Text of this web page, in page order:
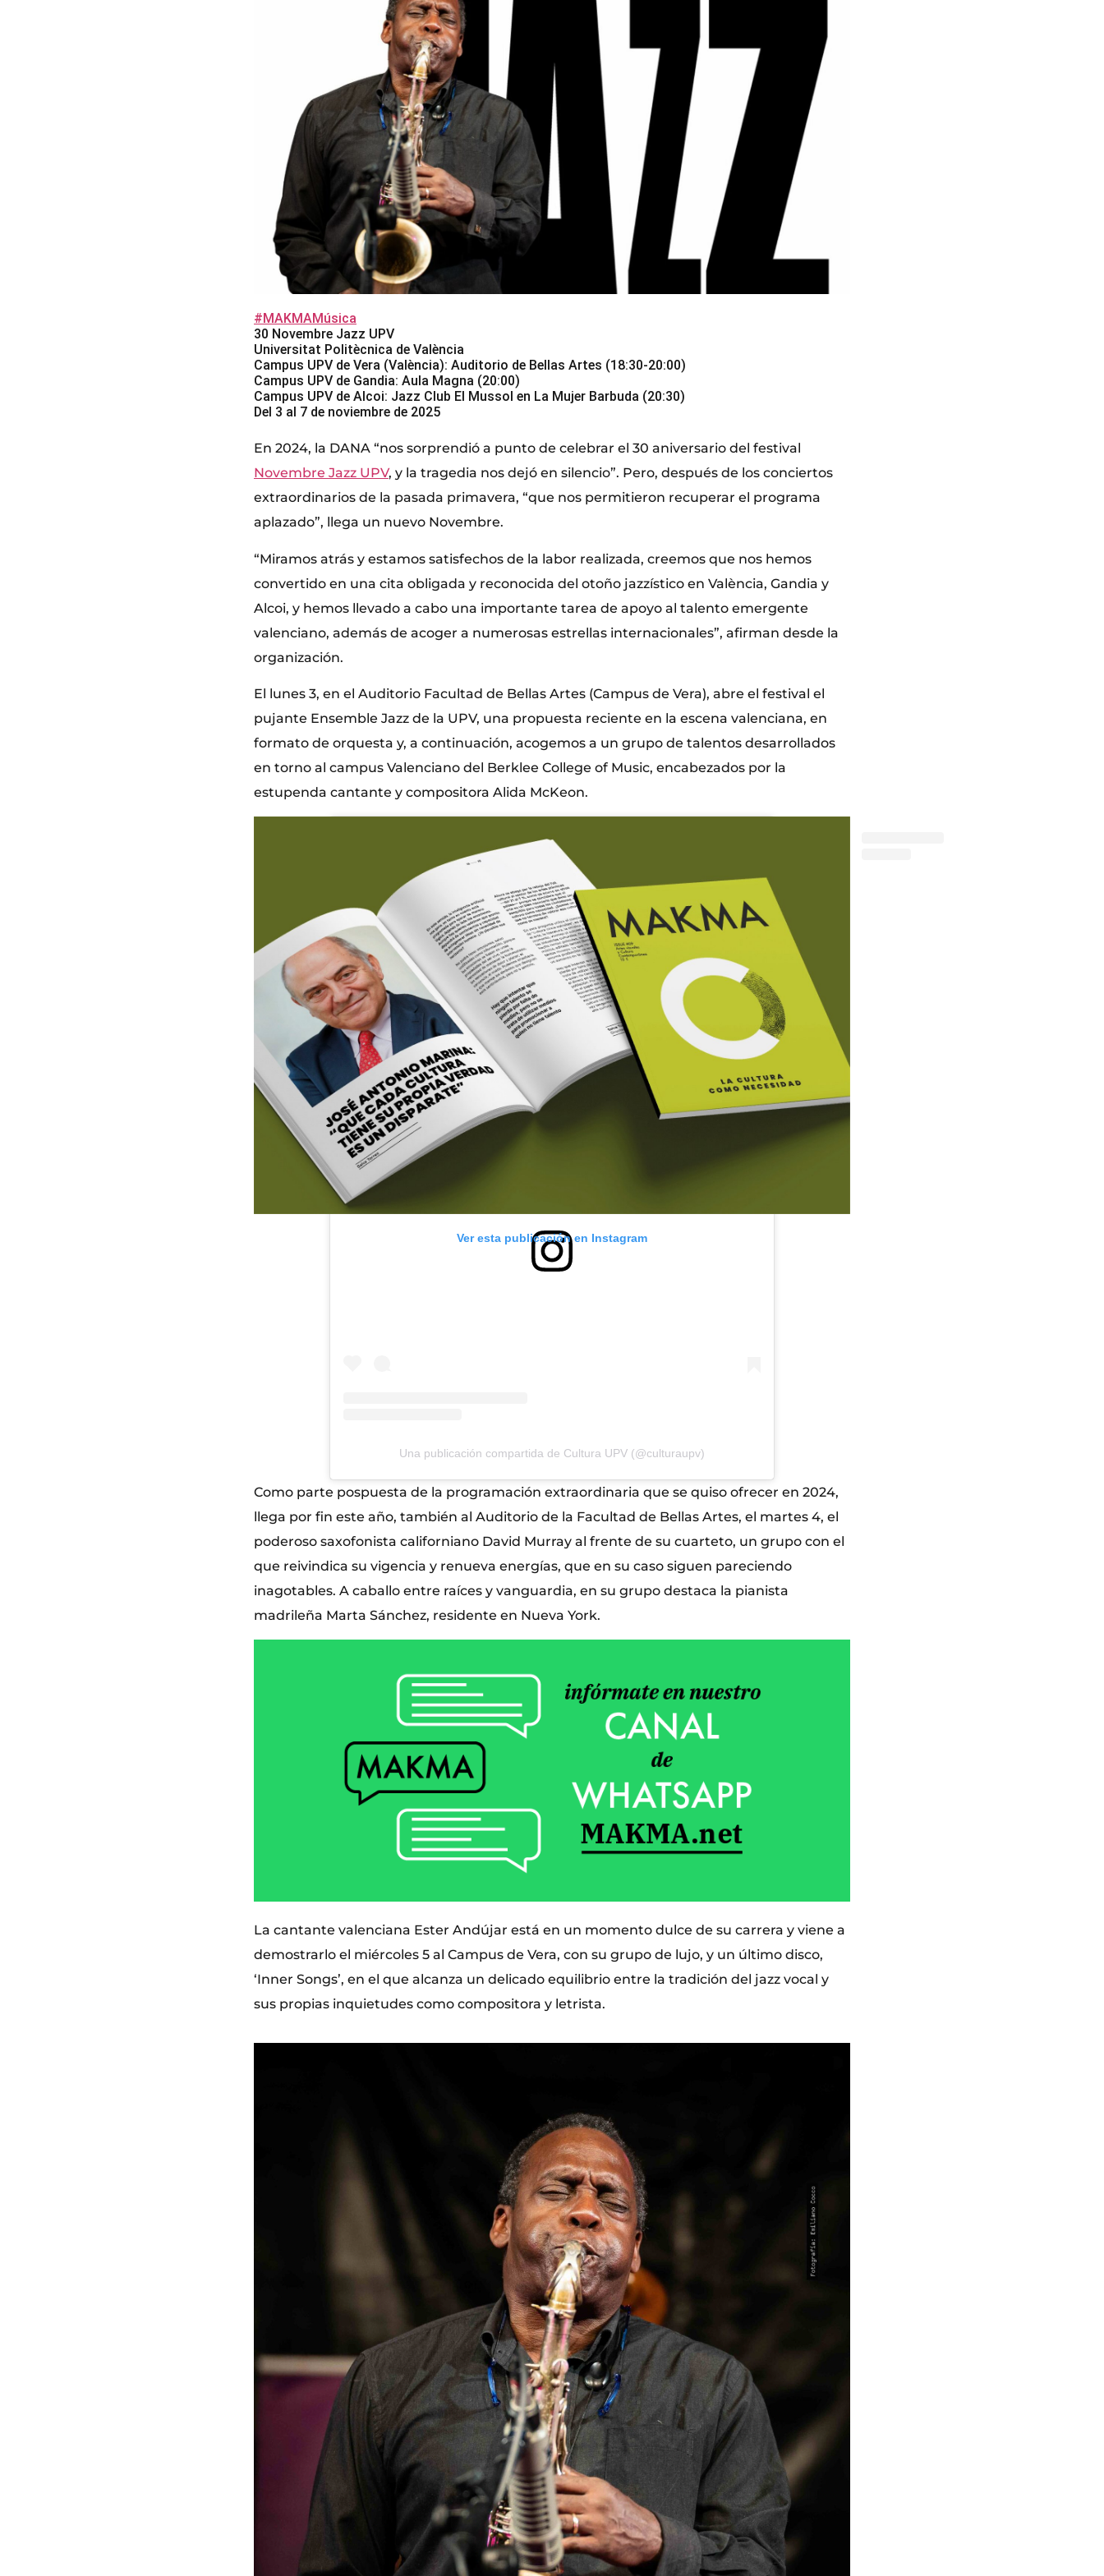
#MAKMAMúsica
30 Novembre Jazz UPV
Universitat Politècnica de València
Campus UPV de Vera (València): Auditorio de Bellas Artes (18:30-20:00)
Campus UPV de Gandia: Aula Magna (20:00)
Campus UPV de Alcoi: Jazz Club El Mussol en La Mujer Barbuda (20:30)
Del 3 al 7 de noviembre de 2025
En 2024, la DANA “nos sorprendió a punto de celebrar el 30 aniversario del festival
Novembre Jazz UPV, y la tragedia nos dejó en silencio”. Pero, después de los conciertos
extraordinarios de la pasada primavera, “que nos permitieron recuperar el programa
aplazado”, llega un nuevo Novembre.
“Miramos atrás y estamos satisfechos de la labor realizada, creemos que nos hemos
convertido en una cita obligada y reconocida del otoño jazzístico en València, Gandia y
Alcoi, y hemos llevado a cabo una importante tarea de apoyo al talento emergente
valenciano, además de acoger a numerosas estrellas internacionales”, afirman desde la
organización.
El lunes 3, en el Auditorio Facultad de Bellas Artes (Campus de Vera), abre el festival el
pujante Ensemble Jazz de la UPV, una propuesta reciente en la escena valenciana, en
formato de orquesta y, a continuación, acogemos a un grupo de talentos desarrollados
en torno al campus Valenciano del Berklee College of Music, encabezados por la
estupenda cantante y compositora Alida McKeon.
Ver esta publicación en Instagram
Una publicación compartida de Cultura UPV (@culturaupv)
Como parte pospuesta de la programación extraordinaria que se quiso ofrecer en 2024,
llega por fin este año, también al Auditorio de la Facultad de Bellas Artes, el martes 4, el
poderoso saxofonista californiano David Murray al frente de su cuarteto, un grupo con el
que reivindica su vigencia y renueva energías, que en su caso siguen pareciendo
inagotables. A caballo entre raíces y vanguardia, en su grupo destaca la pianista
madrileña Marta Sánchez, residente en Nueva York.
La cantante valenciana Ester Andújar está en un momento dulce de su carrera y viene a
demostrarlo el miércoles 5 al Campus de Vera, con su grupo de lujo, y un último disco,
‘Inner Songs’, en el que alcanza un delicado equilibrio entre la tradición del jazz vocal y
sus propias inquietudes como compositora y letrista.